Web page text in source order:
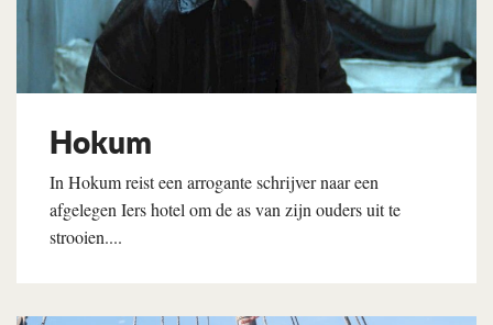
Hokum
In Hokum reist een arrogante schrijver naar een
afgelegen Iers hotel om de as van zijn ouders uit te
strooien....
Lees verder